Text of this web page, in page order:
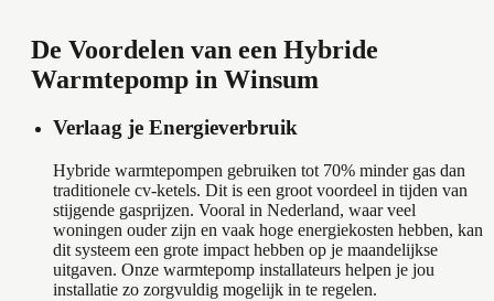
De Voordelen van een Hybride
Warmtepomp in Winsum
Verlaag je Energieverbruik
Hybride warmtepompen gebruiken tot 70% minder gas dan
traditionele cv-ketels. Dit is een groot voordeel in tijden van
stijgende gasprijzen. Vooral in Nederland, waar veel
woningen ouder zijn en vaak hoge energiekosten hebben, kan
dit systeem een grote impact hebben op je maandelijkse
uitgaven. Onze warmtepomp installateurs helpen je jou
installatie zo zorgvuldig mogelijk in te regelen.